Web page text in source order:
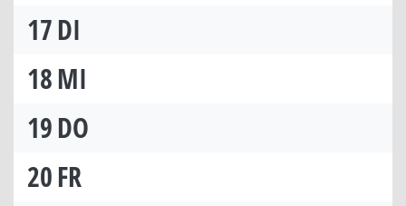
17DI
18MI
19DO
20FR